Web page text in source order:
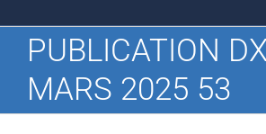
PUBLICATION
MARS 2025 53